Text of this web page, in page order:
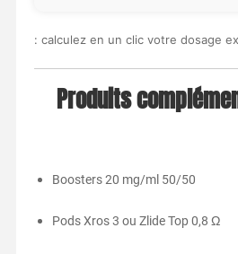
: calculez en un clic votre dosage
Produits
Boosters 20 mg/ml 50/50
Pods Xros 3 ou Zlide Top 0,8 Ω